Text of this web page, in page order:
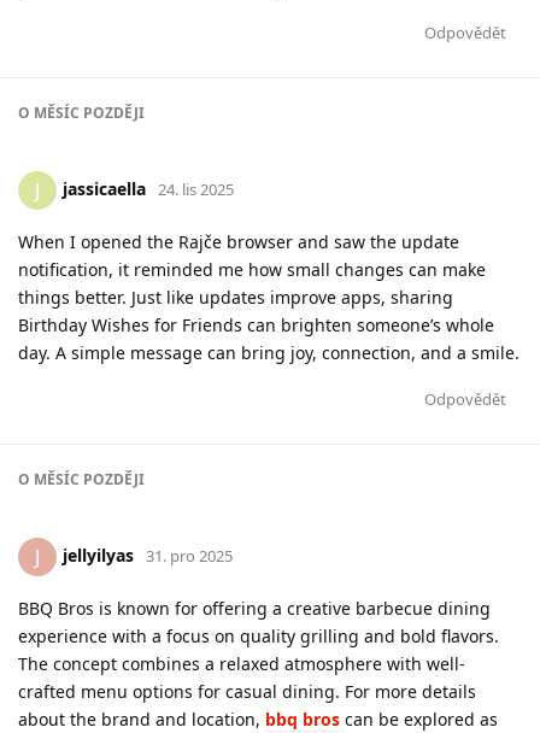
Odpovědět
O MĚSÍC POZDĚJI
J jassicaella 24. lis 2025
When I opened the Rajče browser and saw the update
notification, it reminded me how small changes can make
things better. Just like updates improve apps, sharing
Birthday Wishes for Friends can brighten someone’s whole
day. A simple message can bring joy, connection, and a smile.
Odpovědět
O MĚSÍC POZDĚJI
J jellyilyas 31. pro 2025
BBQ Bros is known for offering a creative barbecue dining
experience with a focus on quality grilling and bold flavors.
The concept combines a relaxed atmosphere with well-
crafted menu options for casual dining. For more details
about the brand and location, bbq bros can be explored as